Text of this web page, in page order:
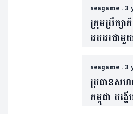
ស៊ីហ្គេម និ
ស្ពឹកមុខ (ម
seagame . 3
ក្រុមប្រឹក្ស
អបអរជាមួ
ជោគជ័យយ៉ា
ព្រឹត្តិការ
seagame . 3
ប្រធានសហ
កម្ពុជា បង្ហ